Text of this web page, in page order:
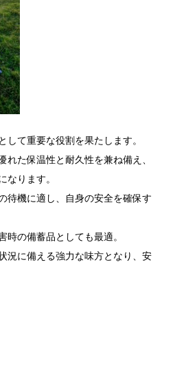
て重要な役割を果たします。
れた保温性と耐久性を兼ね備え、
なります。
待機に適し、自身の安全を確保す
の備蓄品としても最適。
況に備える強力な味方となり、安